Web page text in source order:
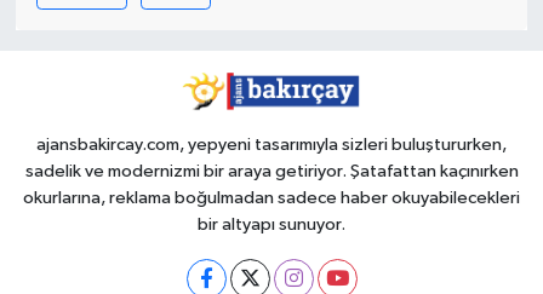
ajansbakircay.com, yepyeni tasarımıyla sizleri buluştururken,
sadelik ve modernizmi bir araya getiriyor. Şatafattan kaçınırken
okurlarına, reklama boğulmadan sadece haber okuyabilecekleri
bir altyapı sunuyor.